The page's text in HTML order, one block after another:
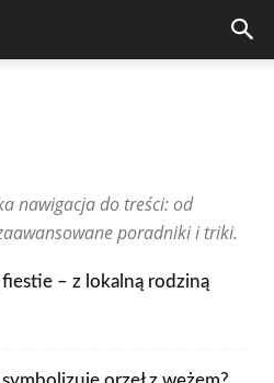
Hiszpania Holandia
Hongkong
Japonia Kanada
Kolumbia
Peru Polska
Portugalia
Stany Zjednoczone
nawigacja do treści: od
poradniki i triki.
– z lokalną rodziną